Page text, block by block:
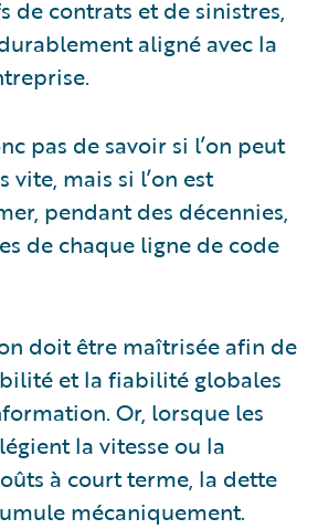
de contrats et de sinistres,
aligné avec la
pas de savoir si l’on peut
mais si l’on est
pendant des décennies,
de chaque ligne de code
doit être maîtrisée afin de
et la fiabilité globales
Or, lorsque les
la vitesse ou la
à court terme, la dette
mécaniquement.